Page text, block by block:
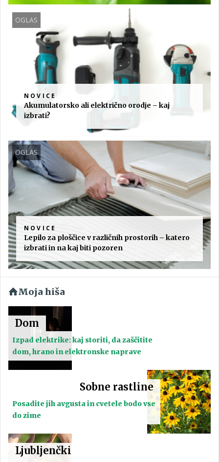
OGLAS
NOVICE
Akumulatorsko ali električno orodje – kaj
izbrati?
OGLAS
NOVICE
Lepilo za ploščice v različnih prostorih – katero
izbrati in na kaj biti pozoren
Moja hiša
Dom
Izpad elektrike: kaj storiti, da zaščitite
dom, hrano in elektronske naprave
Sobne rastline
Posadite jih avgusta in cvetele bodo vse
do zime
Ljubljenčki